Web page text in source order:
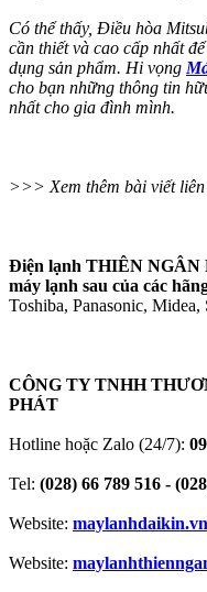
Có thể thấy, Điều hòa
cần thiết và cao cấp nhất
dụng sản phẩm. Hi vọng
cho bạn những thông tin
nhất cho gia đình mình.
>>> Xem thêm bài viết
Điện lạnh THIÊN NGÂN
máy lạnh sau của các
Toshiba, Panasonic, Midea,
CÔNG TY TNHH
PHÁT
Hotline hoặc Zalo (24/7):
Tel: (028) 66 789 516 -
Website: maylanhdaikin.vn
Website: